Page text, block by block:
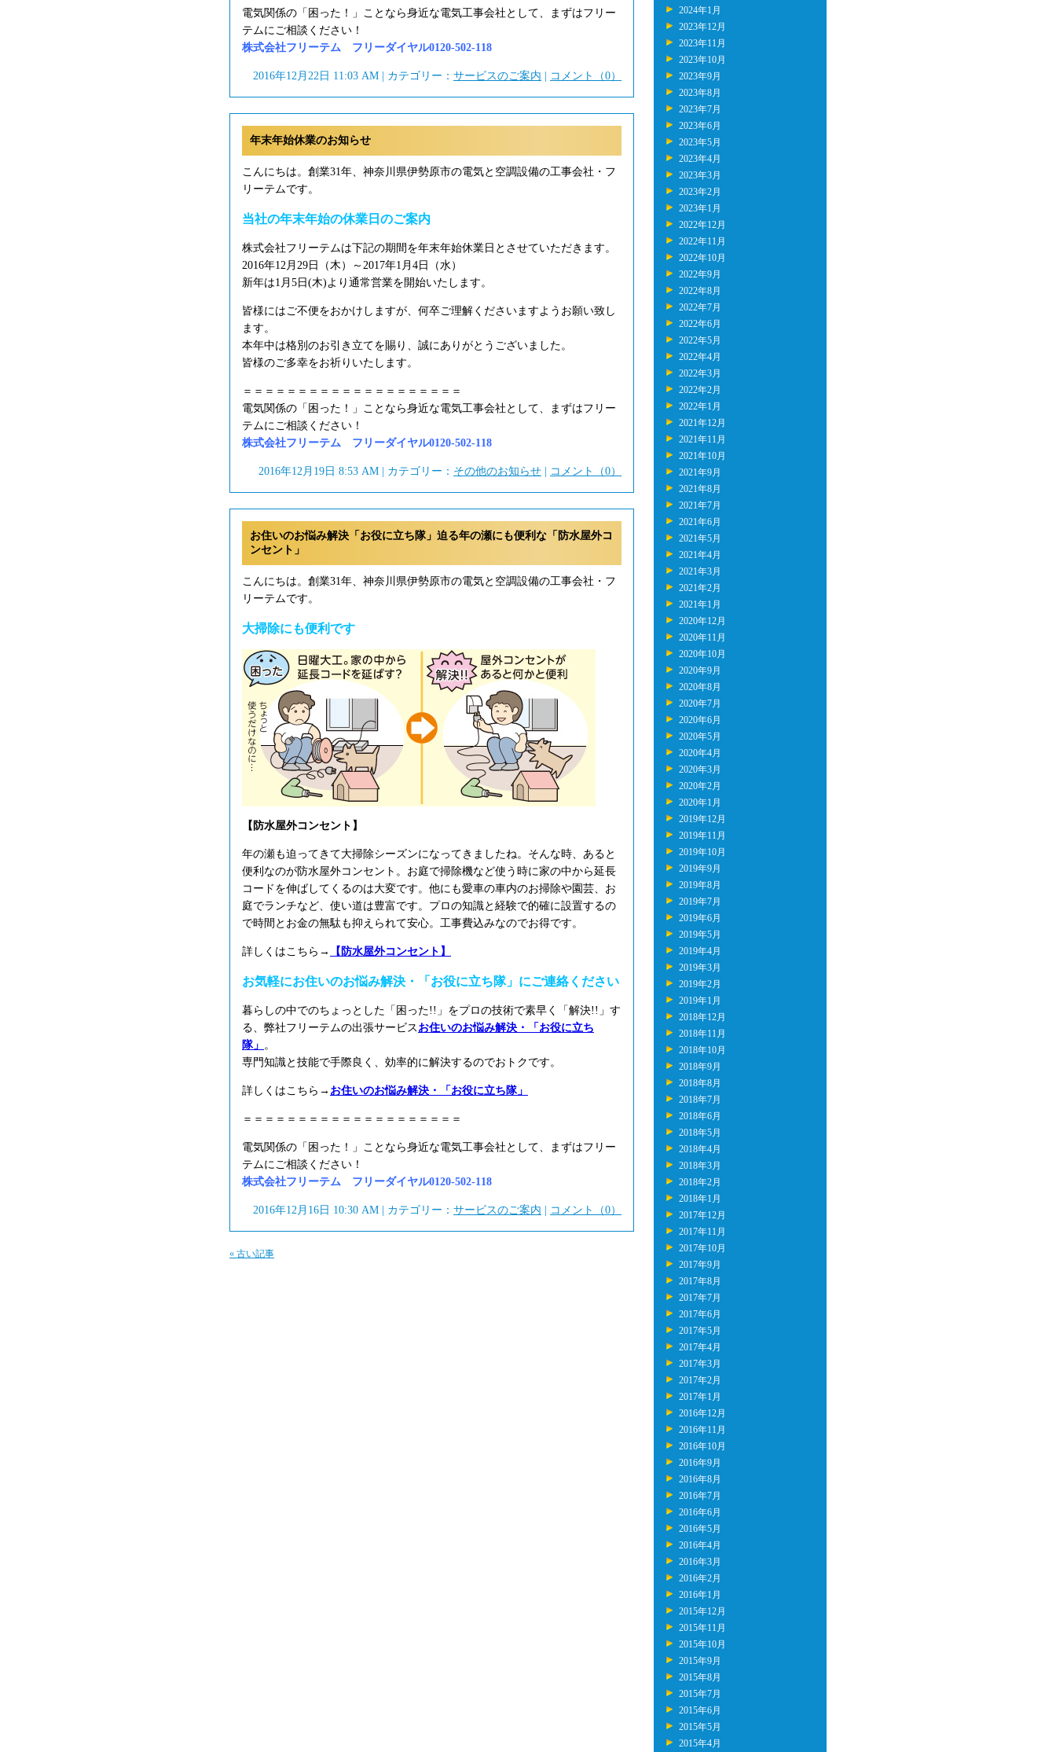
電気関係の「困った！」ことなら身近な電気工事会社として、まずはフリー
テムにご相談ください！
株式会社フリーテム フリーダイヤル0120-502-118
2016年12月22日 11:03 AM | カテゴリー： サービスのご案内 コメント（0）
年末年始休業のお知らせ
こんにちは。創業31年、神奈川県伊勢原市の電気と空調設備の工事会社・フ
リーテムです。
当社の年末年始の休業日のご案内
株式会社フリーテムは下記の期間を年末年始休業日とさせていただきます。
2016年12月29日（木）～2017年1月4日（水）
新年は1月5日(木)より通常営業を開始いたします。
皆様にはご不便をおかけしますが、何卒ご理解くださいますようお願い致し
ます。
本年中は格別のお引き立てを賜り、誠にありがとうございました。
皆様のご多幸をお祈りいたします。
＝＝＝＝＝＝＝＝＝＝＝＝＝＝＝＝＝＝＝＝
電気関係の「困った！」ことなら身近な電気工事会社として、まずはフリー
テムにご相談ください！
株式会社フリーテム フリーダイヤル0120-502-118
2016年12月19日 8:53 AM | カテゴリー： その他のお知らせ コメント（0）
お住いのお悩み解決「お役に立ち隊」迫る年の瀬にも便利な「防水屋外コ
ンセント」
こんにちは。創業31年、神奈川県伊勢原市の電気と空調設備の工事会社・フ
リーテムです。
大掃除にも便利です
【防水屋外コンセント】
年の瀬も迫ってきて大掃除シーズンになってきましたね。そんな時、あると
便利なのが防水屋外コンセント。お庭で掃除機など使う時に家の中から延長
コードを伸ばしてくるのは大変です。他にも愛車の車内のお掃除や園芸、お
庭でランチなど、使い道は豊富です。プロの知識と経験で的確に設置するの
で時間とお金の無駄も抑えられて安心。工事費込みなのでお得です。
詳しくはこちら→ 【防水屋外コンセント】
お気軽にお住いのお悩み解決・「お役に立ち隊」にご連絡ください
暮らしの中でのちょっとした「困った!!」をプロの技術で素早く「解決!!」す
る、弊社フリーテムの出張サービス お住いのお悩み解決・「お役に立ち
隊」 。
専門知識と技能で手際良く、効率的に解決するのでおトクです。
詳しくはこちら→ お住いのお悩み解決・「お役に立ち隊」
＝＝＝＝＝＝＝＝＝＝＝＝＝＝＝＝＝＝＝＝
電気関係の「困った！」ことなら身近な電気工事会社として、まずはフリー
テムにご相談ください！
株式会社フリーテム フリーダイヤル0120-502-118
2016年12月16日 10:30 AM | カテゴリー： サービスのご案内 コメント（0）
« 古い記事
2024年1月
2023年12月
2023年11月
2023年10月
2023年9月
2023年8月
2023年7月
2023年6月
2023年5月
2023年4月
2023年3月
2023年2月
2023年1月
2022年12月
2022年11月
2022年10月
2022年9月
2022年8月
2022年7月
2022年6月
2022年5月
2022年4月
2022年3月
2022年2月
2022年1月
2021年12月
2021年11月
2021年10月
2021年9月
2021年8月
2021年7月
2021年6月
2021年5月
2021年4月
2021年3月
2021年2月
2021年1月
2020年12月
2020年11月
2020年10月
2020年9月
2020年8月
2020年7月
2020年6月
2020年5月
2020年4月
2020年3月
2020年2月
2020年1月
2019年12月
2019年11月
2019年10月
2019年9月
2019年8月
2019年7月
2019年6月
2019年5月
2019年4月
2019年3月
2019年2月
2019年1月
2018年12月
2018年11月
2018年10月
2018年9月
2018年8月
2018年7月
2018年6月
2018年5月
2018年4月
2018年3月
2018年2月
2018年1月
2017年12月
2017年11月
2017年10月
2017年9月
2017年8月
2017年7月
2017年6月
2017年5月
2017年4月
2017年3月
2017年2月
2017年1月
2016年12月
2016年11月
2016年10月
2016年9月
2016年8月
2016年7月
2016年6月
2016年5月
2016年4月
2016年3月
2016年2月
2016年1月
2015年12月
2015年11月
2015年10月
2015年9月
2015年8月
2015年7月
2015年6月
2015年5月
2015年4月